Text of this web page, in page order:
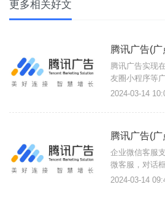
更多相关好文
腾讯广告实现
友圈小程序等
点击链接跳转
广转化率，最
2024-03-14
企业微信客服
微客服，对话
击链接展示二
2024-03-14